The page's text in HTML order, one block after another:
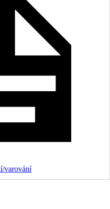
varování